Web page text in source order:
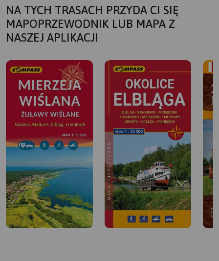
NA TYCH TRASACH PRZYDA CI SIĘ
MAPOPRZEWODNIK LUB MAPA Z
NASZEJ APLIKACJI